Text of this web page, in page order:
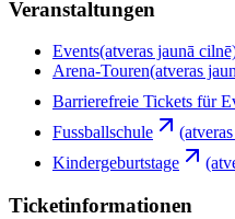
Veranstaltungen
Events(atveras jaunā
Arena-Touren(atveras
Barrierefreie Tickets für
Fussballschule
Kindergeburtstage
Ticketinformationen